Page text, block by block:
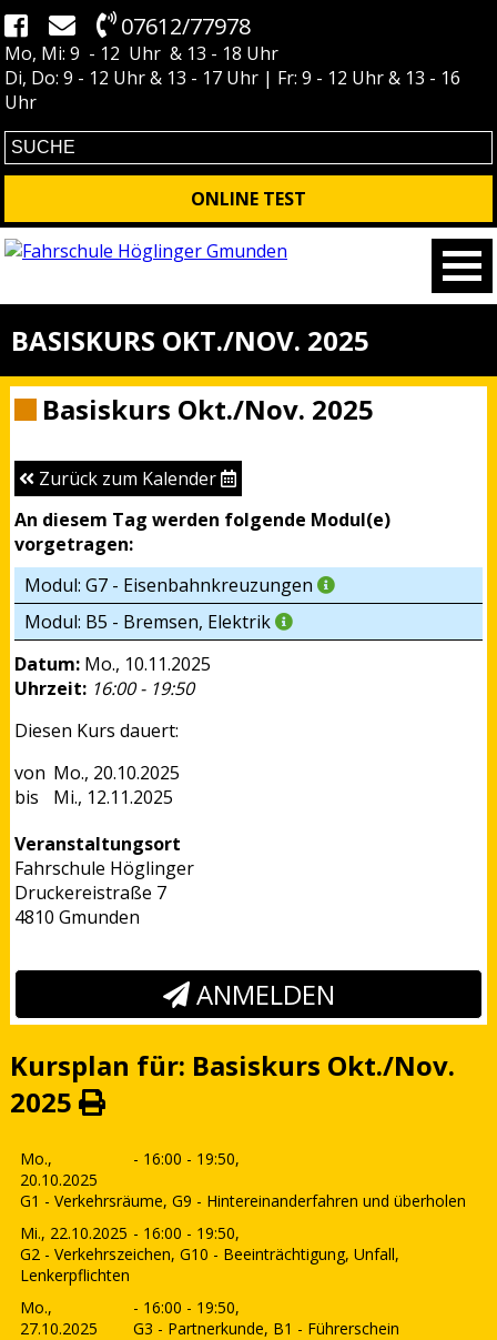
07612/77978
Mo, Mi: 9 - 12 Uhr & 13 - 18 Uhr
Di, Do: 9 - 12 Uhr & 13 - 17 Uhr | Fr: 9 - 12 Uhr & 13 - 16
Uhr
ONLINE TEST
BASISKURS OKT./NOV. 2025
Basiskurs Okt./Nov. 2025
Zurück zum Kalender
An diesem Tag werden folgende Modul(e)
vorgetragen:
Modul: G7 - Eisenbahnkreuzungen
Modul: B5 - Bremsen, Elektrik
Datum: Mo., 10.11.2025
Uhrzeit: 16:00 - 19:50
Diesen Kurs dauert:
Mo., 20.10.2025
Mi., 12.11.2025
Veranstaltungsort
Fahrschule Höglinger
Druckereistraße 7
4810 Gmunden
ANMELDEN
Kursplan für: Basiskurs Okt./Nov.
2025
Mo.,
20.10.2025
- 16:00 - 19:50,
G1 - Verkehrsräume, G9 - Hintereinanderfahren und überholen
Mi., 22.10.2025 - 16:00 - 19:50,
G2 - Verkehrszeichen, G10 - Beeinträchtigung, Unfall,
Lenkerpflichten
Mo.,
27.10.2025
- 16:00 - 19:50,
G3 - Partnerkunde, B1 - Führerschein